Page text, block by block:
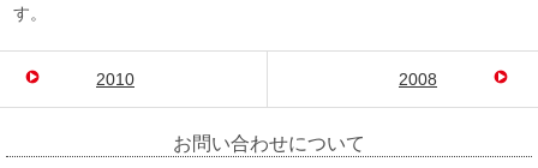
す。
2010 2008
お問い合わせについて